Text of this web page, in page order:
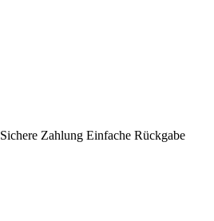
Sichere Zahlung Einfache Rückgabe